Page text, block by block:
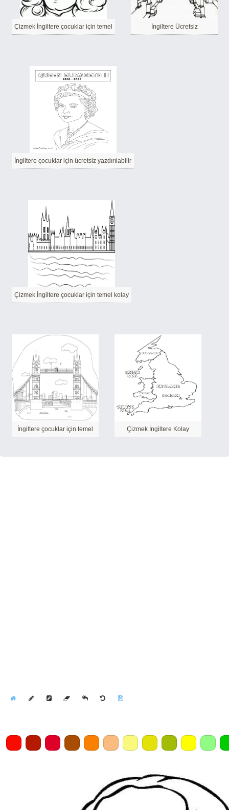
Çizmek İngiltere çocuklar için temel İngiltere Ücretsiz
İngiltere çocuklar için ücretsiz yazdırılabilir
Çizmek İngiltere çocuklar için temel kolay
İngiltere çocuklar için temel Çizmek İngiltere Kolay